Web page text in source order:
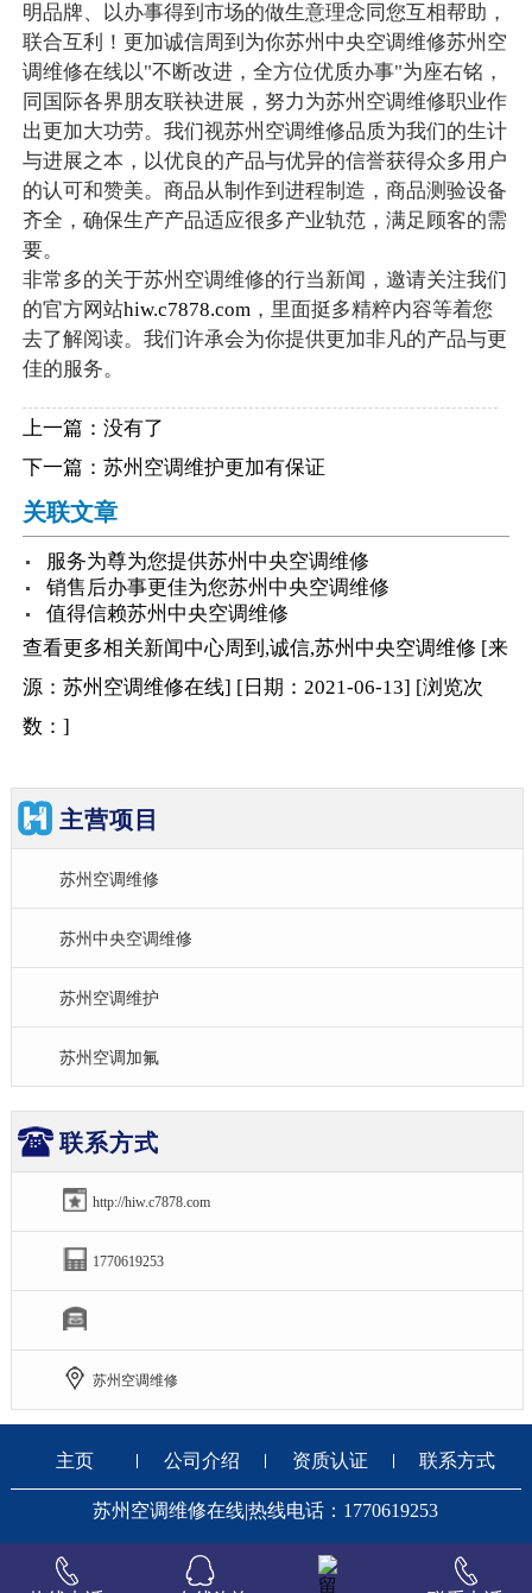
明品牌、以办事得到市场的做生意理念同您互相帮助，
联合互利！更加诚信周到为你苏州中央空调维修苏州空
调维修在线以"不断改进，全方位优质办事"为座右铭，
同国际各界朋友联袂进展，努力为苏州空调维修职业作
出更加大功劳。我们视苏州空调维修品质为我们的生计
与进展之本，以优良的产品与优异的信誉获得众多用户
的认可和赞美。商品从制作到进程制造，商品测验设备
齐全，确保生产产品适应很多产业轨范，满足顾客的需
要。
非常多的关于苏州空调维修的行当新闻，邀请关注我们
的官方网站hiw.c7878.com，里面挺多精粹内容等着您
去了解阅读。我们许承会为你提供更加非凡的产品与更
佳的服务。
上一篇：没有了
下一篇： 苏州空调维护更加有保证
关联文章
服务为尊为您提供苏州中央空调维修
销售后办事更佳为您苏州中央空调维修
值得信赖苏州中央空调维修
查看更多相关新闻中心周到,诚信,苏州中央空调维修 [来
源：苏州空调维修在线] [日期：2021-06-13] [浏览次
数： ]
主营项目
苏州空调维修
苏州中央空调维修
苏州空调维护
苏州空调加氟
联系方式
http://hiw.c7878.com
1770619253
苏州空调维修
主页 公司介绍 资质认证 联系方式
苏州空调维修在线|热线电话：1770619253